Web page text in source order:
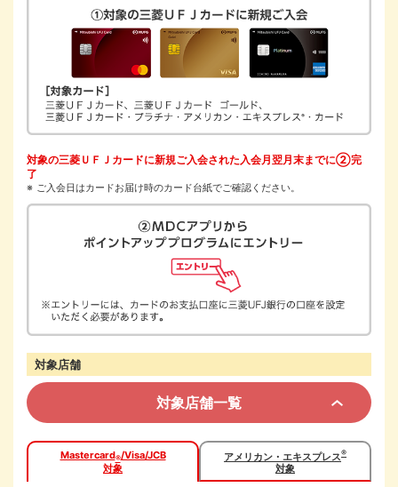
対象の三菱ＵＦＪカードに新規ご入会された入会月翌月末までに②完
了
ご入会日はカードお届け時のカード台紙でご確認ください。
対象店舗
対象店舗一覧
Mastercard®/Visa/JCB
対象
アメリカン・エキスプレス®
対象